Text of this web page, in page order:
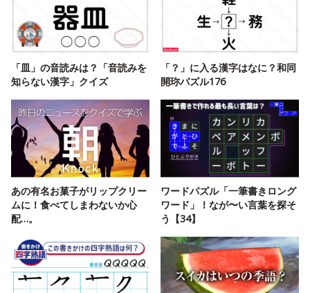
「皿」の音読みは？「音読みを
知らない漢字」クイズ
「？」に入る漢字はなに？和同
開珎パズル176
あの有名お菓子がリップクリー
ムに！食べてしまわないか心
配…。
ワードパズル「一筆書きロング
ワード」！なが〜い言葉を探そ
う【34】